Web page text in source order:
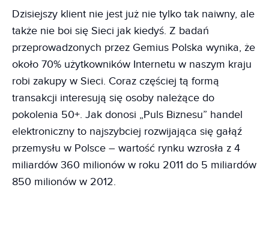
Dzisiejszy klient nie jest już nie tylko tak naiwny, ale
także nie boi się Sieci jak kiedyś. Z badań
przeprowadzonych przez Gemius Polska wynika, że
około 70% użytkowników Internetu w naszym kraju
robi zakupy w Sieci. Coraz częściej tą formą
transakcji interesują się osoby należące do
pokolenia 50+. Jak donosi „Puls Biznesu” handel
elektroniczny to najszybciej rozwijająca się gałąź
przemysłu w Polsce – wartość rynku wzrosła z 4
miliardów 360 milionów w roku 2011 do 5 miliardów
850 milionów w 2012.